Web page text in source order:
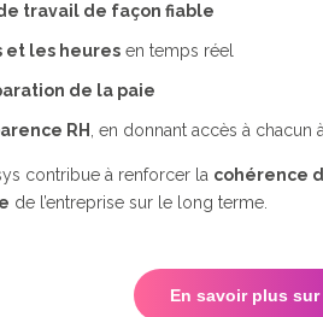
travail de façon fiable
et les heures en temps réel
de la paie
RH , en donnant accès à chacun
contribue à renforcer la cohérence
de l’entreprise sur le long terme.
En savoir plus sur